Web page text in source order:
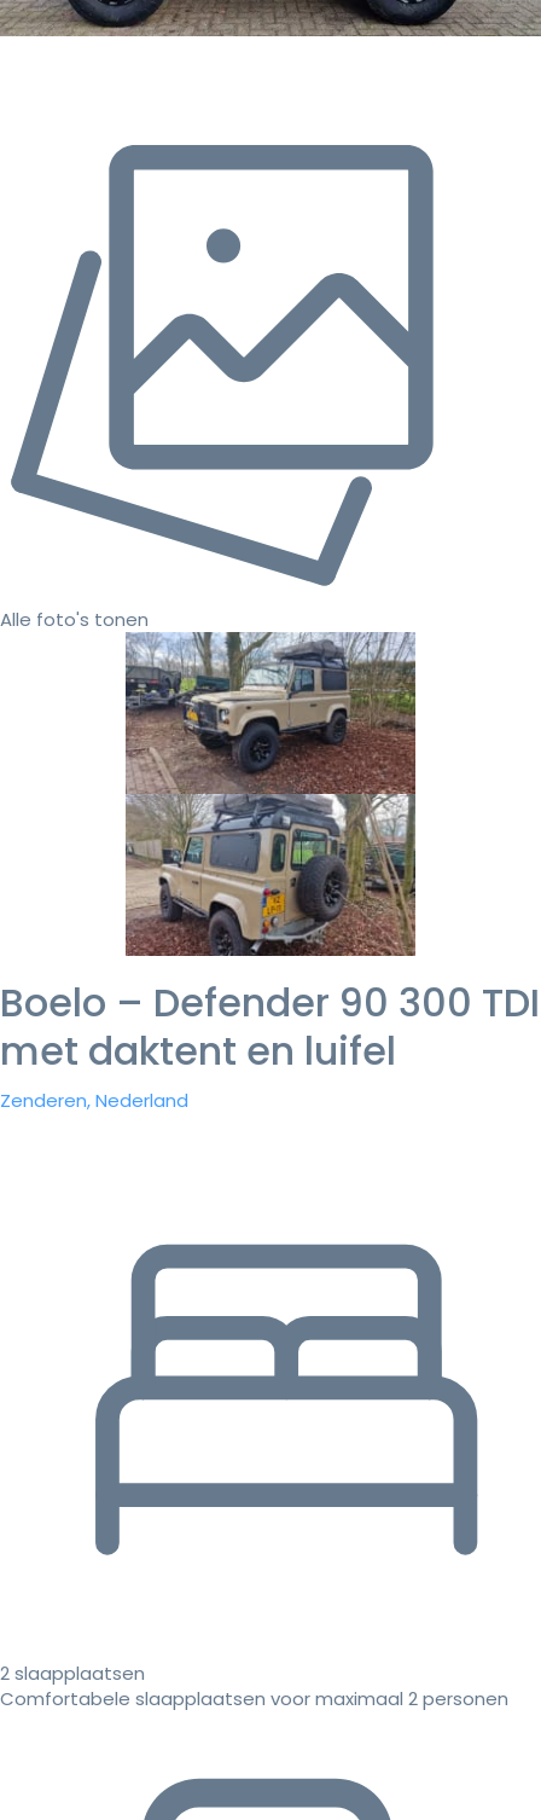
Alle foto's tonen
Boelo – Defender 90 300 TDI
met daktent en luifel
Zenderen, Nederland
2 slaapplaatsen
Comfortabele slaapplaatsen voor maximaal 2 personen